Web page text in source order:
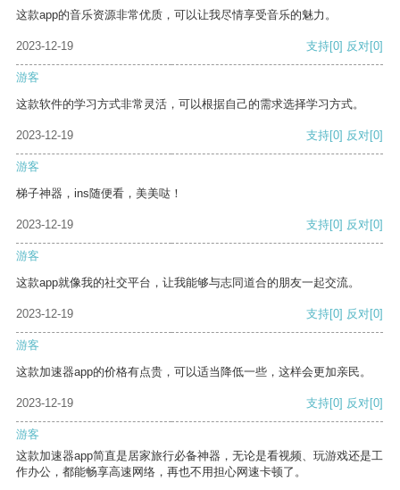
这款app的音乐资源非常优质，可以让我尽情享受音乐的魅力。
2023-12-19 支持[0] 反对[0]
游客
这款软件的学习方式非常灵活，可以根据自己的需求选择学习方式。
2023-12-19 支持[0] 反对[0]
游客
梯子神器，ins随便看，美美哒！
2023-12-19 支持[0] 反对[0]
游客
这款app就像我的社交平台，让我能够与志同道合的朋友一起交流。
2023-12-19 支持[0] 反对[0]
游客
这款加速器app的价格有点贵，可以适当降低一些，这样会更加亲民。
2023-12-19 支持[0] 反对[0]
游客
这款加速器app简直是居家旅行必备神器，无论是看视频、玩游戏还是工
作办公，都能畅享高速网络，再也不用担心网速卡顿了。